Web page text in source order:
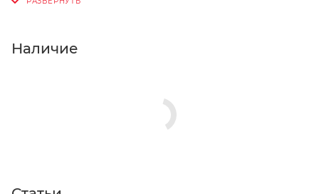
Нажмите кнопку «Оформить заказ».
Наличие